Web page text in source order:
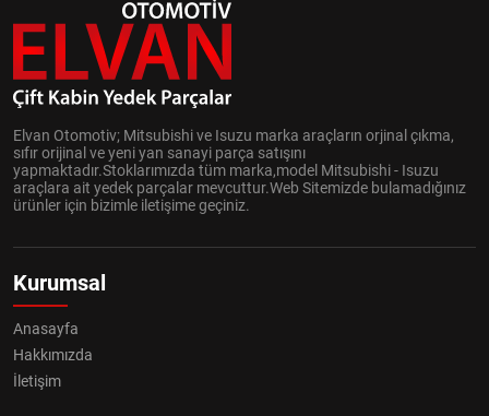
Elvan Otomotiv; Mitsubishi ve Isuzu marka araçların orjinal çıkma,
sıfır orijinal ve yeni yan sanayi parça satışını
yapmaktadır.Stoklarımızda tüm marka,model Mitsubishi - Isuzu
araçlara ait yedek parçalar mevcuttur.Web Sitemizde bulamadığınız
ürünler için bizimle iletişime geçiniz.
Kurumsal
Anasayfa
Hakkımızda
İletişim